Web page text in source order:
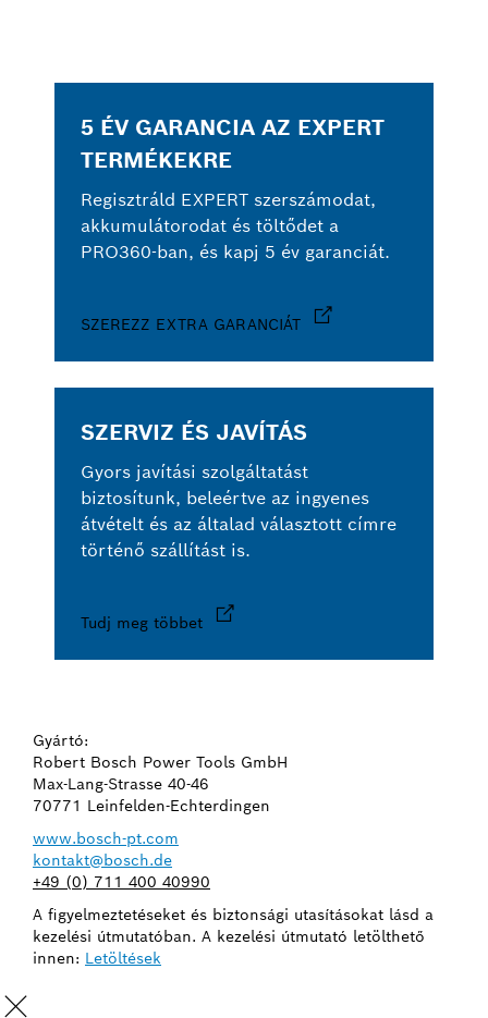
5 ÉV GARANCIA AZ EXPERT
TERMÉKEKRE
Regisztráld EXPERT szerszámodat,
akkumulátorodat és töltődet a
PRO360-ban, és kapj 5 év garanciát.
SZEREZZ EXTRA GARANCIÁT
SZERVIZ ÉS JAVÍTÁS
Gyors javítási szolgáltatást
biztosítunk, beleértve az ingyenes
átvételt és az általad választott címre
történő szállítást is.
Tudj meg többet
Gyártó:
Robert Bosch Power Tools GmbH
Max-Lang-Strasse 40-46
70771 Leinfelden-Echterdingen
www.bosch-pt.com
kontakt@bosch.de
+49 (0) 711 400 40990
A figyelmeztetéseket és biztonsági utasításokat lásd a
kezelési útmutatóban. A kezelési útmutató letölthető
innen: Letöltések